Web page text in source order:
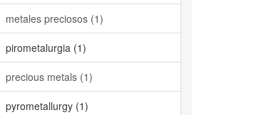
metales preciosos (1)
pirometalurgia (1)
precious metals (1)
pyrometallurgy (1)